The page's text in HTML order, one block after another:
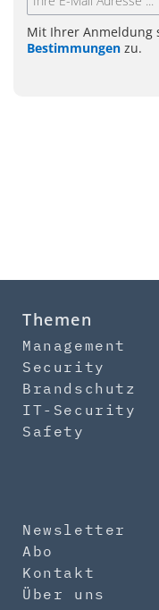
Mit Ihrer Anmeldung
Bestimmungen zu.
Themen
Management
Security
Brandschutz
IT-Security
Safety
Newsletter
Abo
Kontakt
Über uns